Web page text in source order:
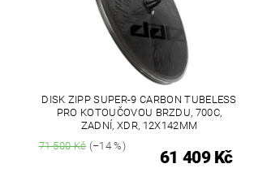
DISK ZIPP SUPER-9 CARBON TUBELESS
PRO KOTOUČOVOU BRZDU, 700C,
ZADNÍ, XDR, 12X142MM
71 500 Kč(–14 %)
61 409 Kč